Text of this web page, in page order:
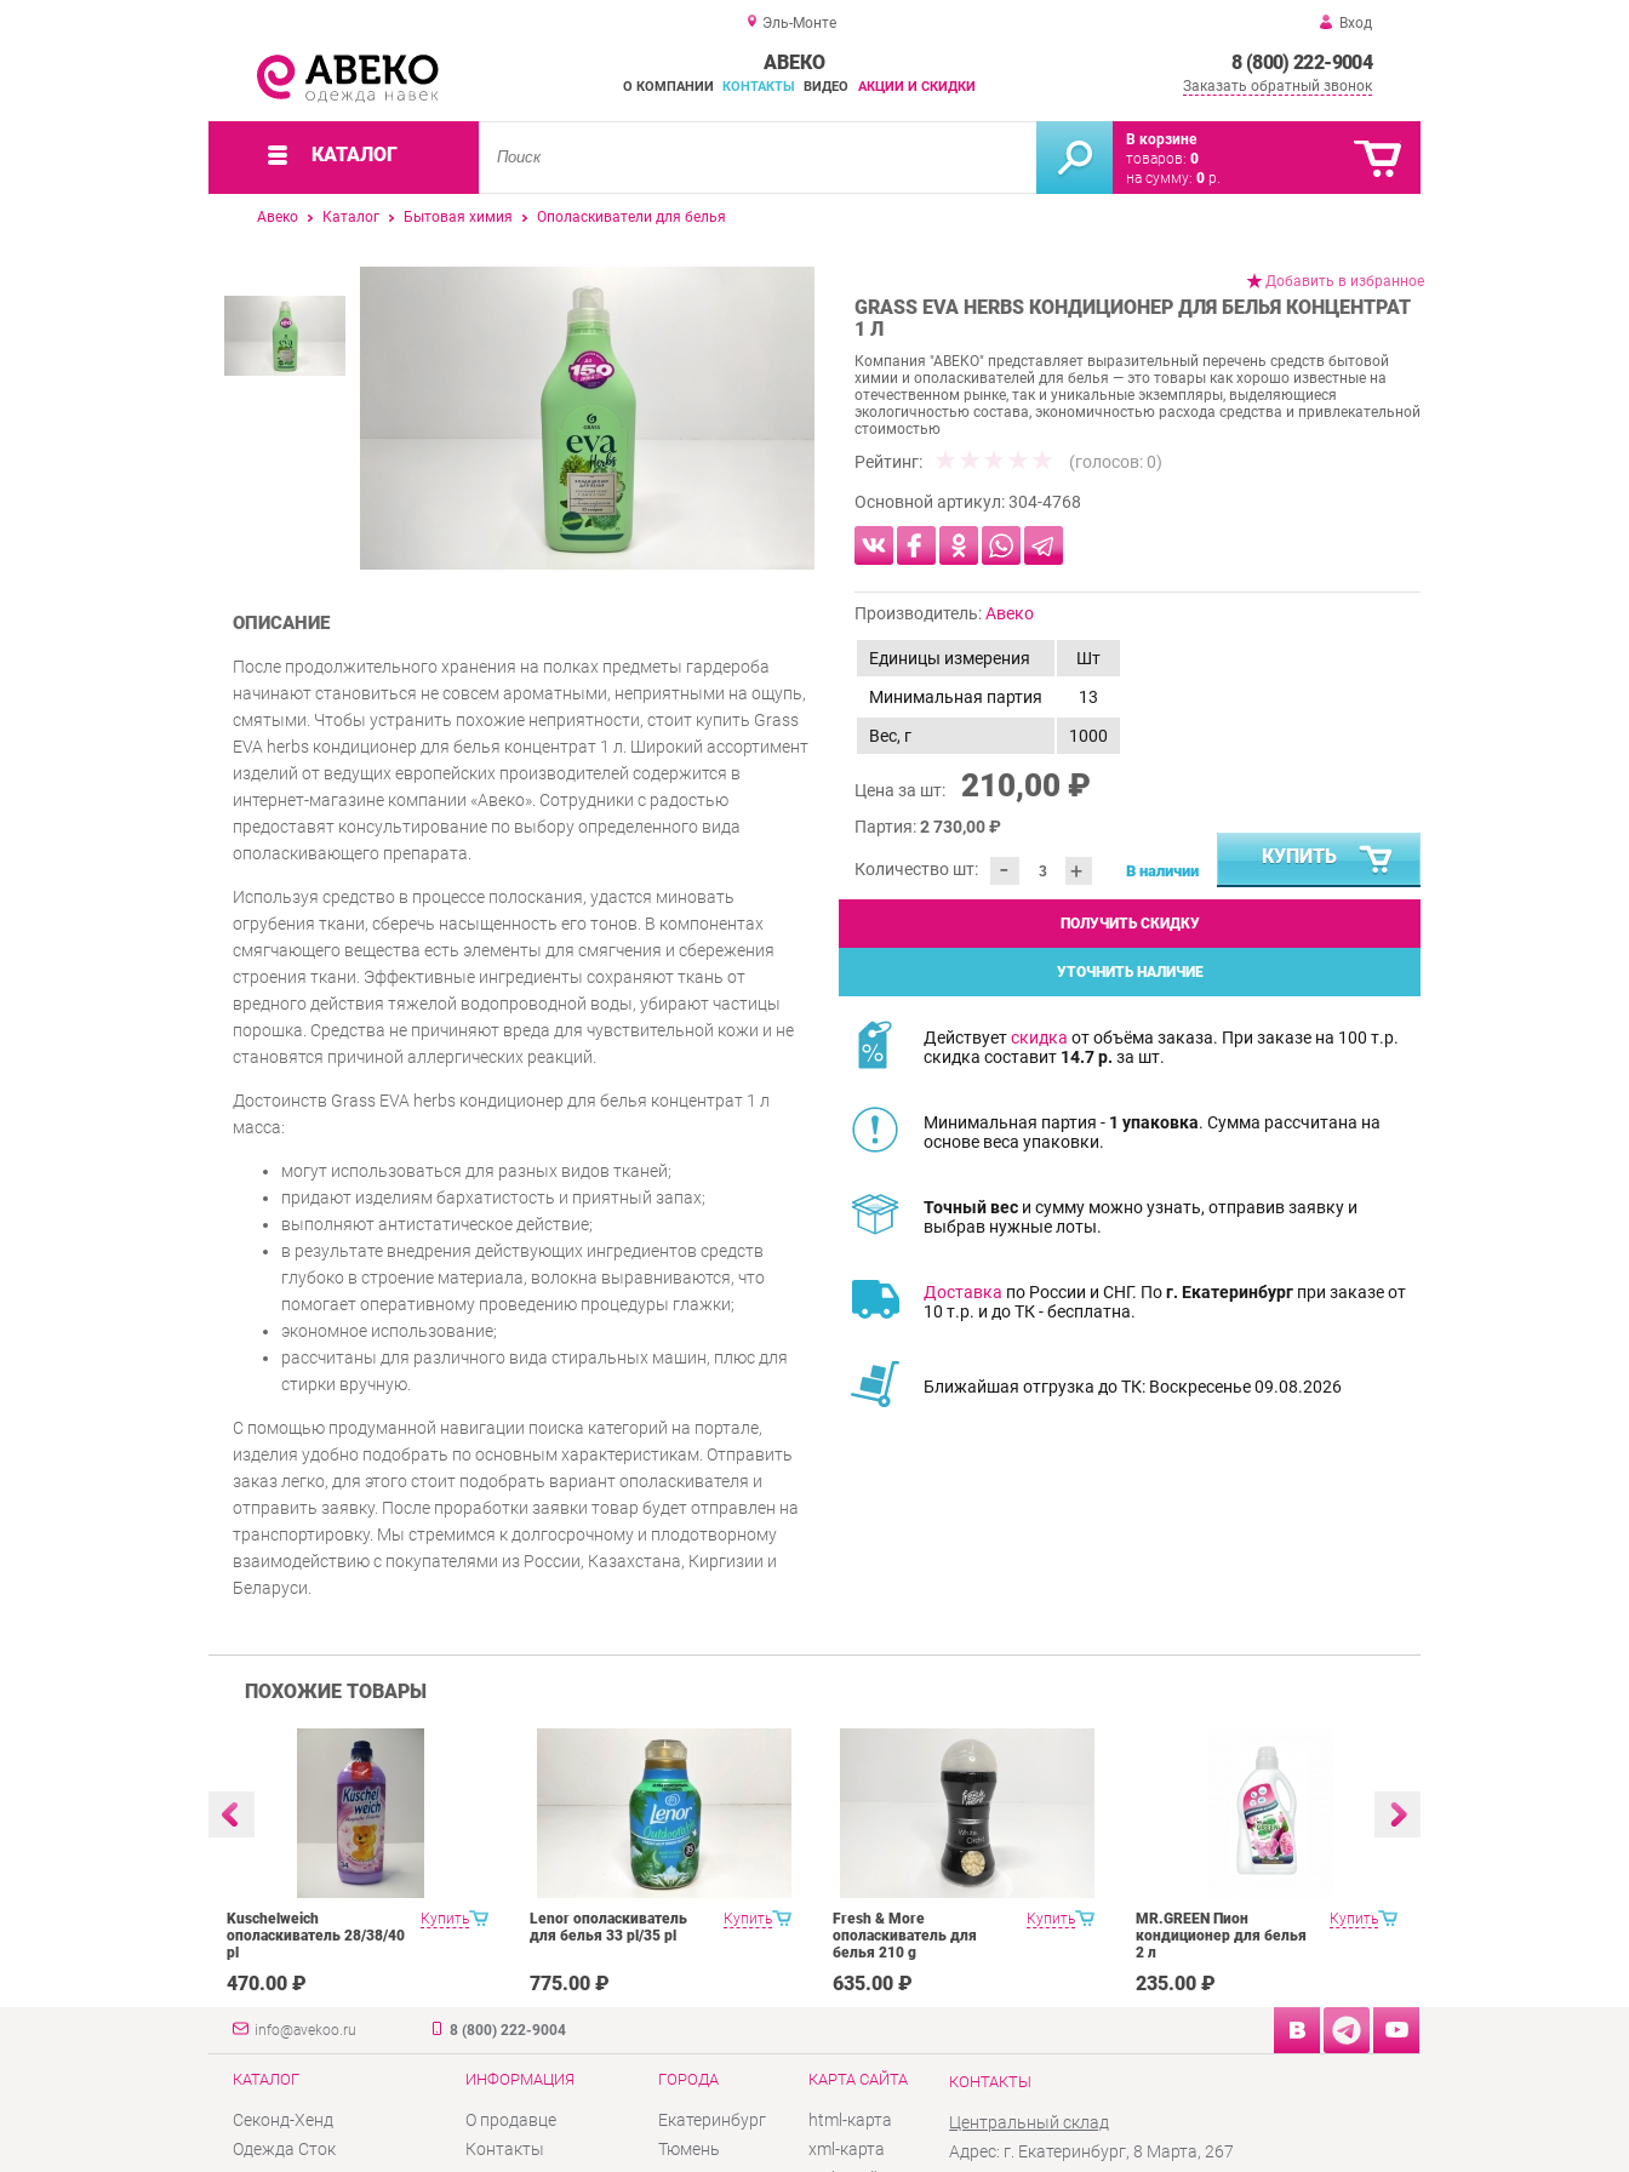
Эль-Монте Вход
8 (800) 222-9004
Заказать обратный звонок
АВЕКО
О КОМПАНИИ КОНТАКТЫ ВИДЕО АКЦИИ И СКИДКИ
КАТАЛОГ
В корзине
товаров: 0
на сумму: 0 р.
Авеко Каталог Бытовая химия Ополаскиватели для белья
Добавить в избранное
GRASS EVA HERBS КОНДИЦИОНЕР ДЛЯ БЕЛЬЯ КОНЦЕНТРАТ
1 Л
Компания "АВЕКО" представляет выразительный перечень средств бытовой
химии и ополаскивателей для белья — это товары как хорошо известные на
отечественном рынке, так и уникальные экземпляры, выделяющиеся
экологичностью состава, экономичностью расхода средства и привлекательной
стоимостью
Рейтинг: (голосов: 0)
Основной артикул:304-4768
Производитель:Авеко
Единицы измерения
Шт
Минимальная партия
13
Вес, г
1000
Цена за шт: 210,00 ₽
Партия:2 730,00 ₽
Количество шт: - + В наличии
КУПИТЬ
ПОЛУЧИТЬ СКИДКУ
УТОЧНИТЬ НАЛИЧИЕ
Действуетскидка от объёма заказа. При заказе на 100 т.р.
скидка составит 14.7 р. за шт.
Минимальная партия - 1 упаковка. Сумма рассчитана на
основе веса упаковки.
Точный вес и сумму можно узнать, отправив заявку и
выбрав нужные лоты.
Доставка по России и СНГ. Пог. Екатеринбург при заказе от
10 т.р. и до ТК - бесплатна.
Ближайшая отгрузка до ТК: Воскресенье 09.08.2026
ОПИСАНИЕ
После продолжительного хранения на полках предметы гардероба
начинают становиться не совсем ароматными, неприятными на ощупь,
смятыми. Чтобы устранить похожие неприятности, стоит купить Grass
EVA herbs кондиционер для белья концентрат 1 л. Широкий ассортимент
изделий от ведущих европейских производителей содержится в
интернет-магазине компании «Авеко». Сотрудники с радостью
предоставят консультирование по выбору определенного вида
ополаскивающего препарата.
Используя средство в процессе полоскания, удастся миновать
огрубения ткани, сберечь насыщенность его тонов. В компонентах
смягчающего вещества есть элементы для смягчения и сбережения
строения ткани. Эффективные ингредиенты сохраняют ткань от
вредного действия тяжелой водопроводной воды, убирают частицы
порошка. Средства не причиняют вреда для чувствительной кожи и не
становятся причиной аллергических реакций.
Достоинств Grass EVA herbs кондиционер для белья концентрат 1 л
масса:
могут использоваться для разных видов тканей;
придают изделиям бархатистость и приятный запах;
выполняют антистатическое действие;
в результате внедрения действующих ингредиентов средств
глубоко в строение материала, волокна выравниваются, что
помогает оперативному проведению процедуры глажки;
экономное использование;
рассчитаны для различного вида стиральных машин, плюс для
стирки вручную.
С помощью продуманной навигации поиска категорий на портале,
изделия удобно подобрать по основным характеристикам. Отправить
заказ легко, для этого стоит подобрать вариант ополаскивателя и
отправить заявку. После проработки заявки товар будет отправлен на
транспортировку. Мы стремимся к долгосрочному и плодотворному
взаимодействию с покупателями из России, Казахстана, Киргизии и
Беларуси.
ПОХОЖИЕ ТОВАРЫ
Купить
Kuschelweich
ополаскиватель 28/38/40
pl
470.00 ₽
Купить
Lenor ополаскиватель
для белья 33 pl/35 pl
775.00 ₽
Купить
Fresh & More
ополаскиватель для
белья 210 g
635.00 ₽
Купить
MR.GREEN Пион
кондиционер для белья
2 л
235.00 ₽
info@avekoo.ru 8 (800) 222-9004
КАТАЛОГ
Секонд-Хенд
Одежда Сток
ИНФОРМАЦИЯ
О продавце
Контакты
ГОРОДА
Екатеринбург
Тюмень
КАРТА САЙТА
html-карта
xml-карта
КОНТАКТЫ
Центральный склад
Адрес: г. Екатеринбург, 8 Марта, 267